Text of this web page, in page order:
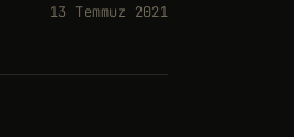
13 Temmuz 2021